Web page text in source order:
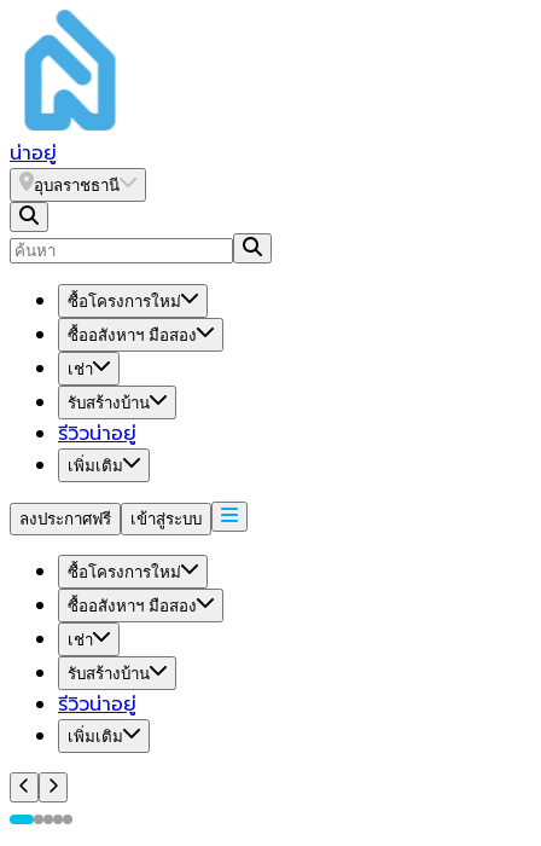
น่าอยู่
อุบลราชธานี
ซื้อโครงการใหม่
ซื้ออสังหาฯ มือสอง
เช่า
รับสร้างบ้าน
รีวิวน่าอยู่
เพิ่มเติม
ลงประกาศฟรี เข้าสู่ระบบ
ซื้อโครงการใหม่
ซื้ออสังหาฯ มือสอง
เช่า
รับสร้างบ้าน
รีวิวน่าอยู่
เพิ่มเติม